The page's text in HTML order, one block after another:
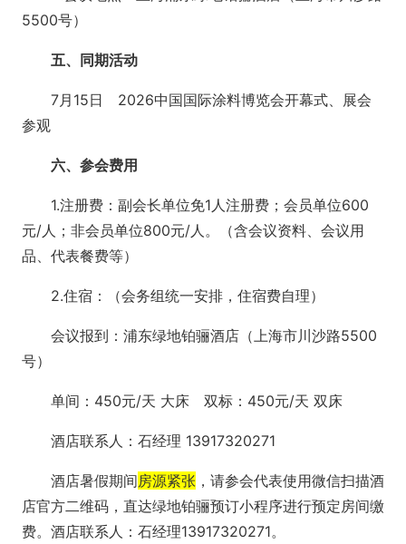
5500号）
五、同期活动
7月15日 2026中国国际涂料博览会开幕式、展会
参观
六、参会费用
1.注册费：副会长单位免1人注册费；会员单位600
元/人；非会员单位800元/人。（含会议资料、会议用
品、代表餐费等）
2.住宿：（会务组统一安排，住宿费自理）
会议报到：浦东绿地铂骊酒店（上海市川沙路5500
号）
单间：450元/天 大床 双标：450元/天 双床
酒店联系人：石经理 13917320271
酒店暑假期间房源紧张 ，请参会代表使用微信扫描酒
店官方二维码，直达绿地铂骊预订小程序进行预定房间缴
费。酒店联系人：石经理13917320271。